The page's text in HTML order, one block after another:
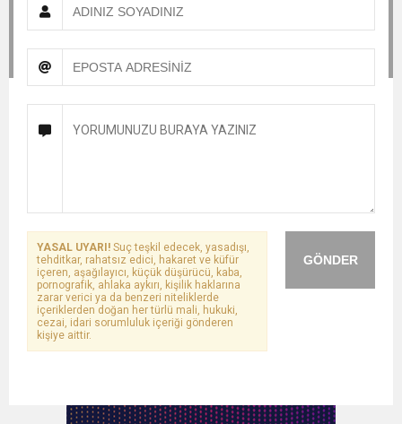
GÖNDER
YASAL UYARI! Suç teşkil edecek, yasadışı,
tehditkar, rahatsız edici, hakaret ve küfür
içeren, aşağılayıcı, küçük düşürücü, kaba,
pornografik, ahlaka aykırı, kişilik haklarına
zarar verici ya da benzeri niteliklerde
içeriklerden doğan her türlü mali, hukuki,
cezai, idari sorumluluk içeriği gönderen
kişiye aittir.